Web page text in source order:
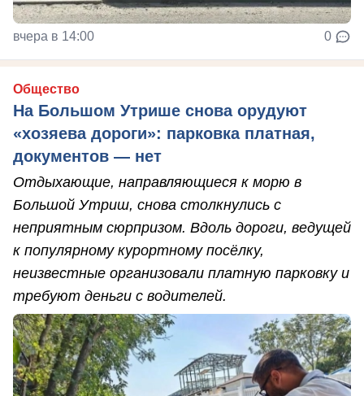
вчера в 14:00 0
Общество
На Большом Утрише снова орудуют
«хозяева дороги»: парковка платная,
документов — нет
Отдыхающие, направляющиеся к морю в
Большой Утриш, снова столкнулись с
неприятным сюрпризом. Вдоль дороги, ведущей
к популярному курортному посёлку,
неизвестные организовали платную парковку и
требуют деньги с водителей.